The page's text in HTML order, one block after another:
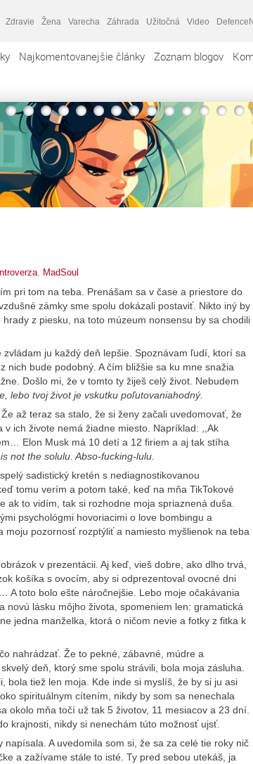
Zdravie Žena Varecha Záhrada Užitočná Video
Najkomentovanejšie články Zoznam blogov
MadSoul
pri tom na teba. Prenášam sa v čase a priestore do
zámky sme spolu dokázali postaviť. Nikto iný by
z piesku, na toto múzeum nonsensu by sa chodili
ju každý deň lepšie. Spoznávam ľudí, ktorí sa
nich bude podobný. A čím bližšie sa ku mne snažia
Došlo mi, že v tomto ty žiješ celý život. Nebudem
lebo tvoj život je vskutku poľutovaniahodný.
až teraz sa stalo, že si ženy začali uvedomovať, že
ich živote nemá žiadne miesto. Napríklad: ,,Ak
Elon Musk má 10 detí a 12 firiem a aj tak stíha
not the solulu. Abso-fucking-lulu.
sadistický kretén s nediagnostikovanou
tomu verím a potom také, keď na mňa TikTokové
ak to vidím, tak si rozhodne moja spriaznená duša.
psychológmi hovoriacimi o love bombingu a
moju pozornosť rozptýliť a namiesto myšlienok na teba
v prezentácii. Aj keď, vieš dobre, ako dlho trvá,
košíka s ovocím, aby si odprezentoval ovocné dni
A toto bolo ešte náročnejšie. Lebo moje očakávania
novú lásku môjho života, spomeniem len: gramatická
jedna manželka, ktorá o ničom nevie a fotky z fitka k
nahrádzať. Že to pekné, zábavné, múdre a
deň, ktorý sme spolu strávili, bola moja zásluha.
bola tiež len moja. Kde inde si myslíš, že by si ju asi
spirituálnym cítením, nikdy by som sa nenechala
okolo mňa točí už tak 5 životov, 11 mesiacov a 23 dní.
krajnosti, nikdy si nenechám túto možnosť ujsť.
A uvedomila som si, že sa za celé tie roky nič
a zažívame stále to isté. Ty pred sebou utekáš, ja